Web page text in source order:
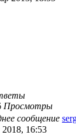
Просмотры
сообщение
16:53